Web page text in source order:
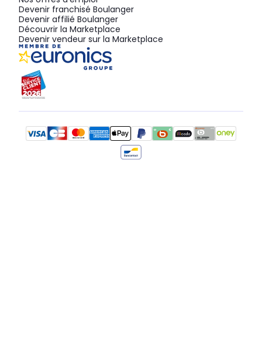
Devenir franchisé Boulanger
Devenir affilié Boulanger
Découvrir la Marketplace
Devenir vendeur sur la Marketplace